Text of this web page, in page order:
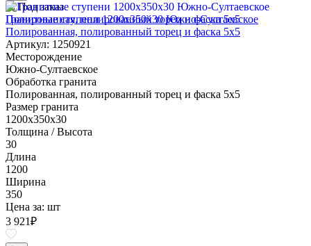
Под заказ
Гранитные ступени 1200x350x30 Южно-Султаевское
Полированная, полированный торец и фаска 5x5
Артикул: 1250921
Месторождение
Южно-Султаевское
Обработка гранита
Полированная, полированный торец и фаска 5x5
Размер гранита
1200x350x30
Толщина / Высота
30
Длина
1200
Ширина
350
Цена за: шт
3 921₽